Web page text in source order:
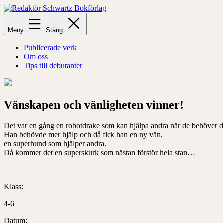
Hoppa
till
innehåll
Redaktör
Schwartz
Bokförlag
Meny Stäng
Publicerade verk
Om oss
Tips till debutanter
Vänskapen och vänligheten vinner!
Det var en gång en robotdrake som kan hjälpa andra när de behöver
Han behövde mer hjälp och då fick han en ny vän,
en superhund som hjälper andra.
Då kommer det en superskurk som nästan förstör hela stan…
Klass:
4-6
Datum: